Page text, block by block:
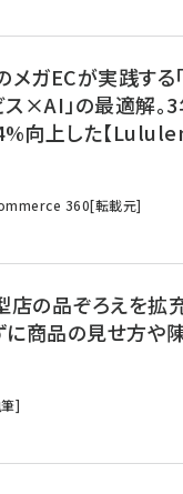
ガECが実践する
×AI」の最適解。
向上した【
360[転載元]
店の品ぞろえを拡
に商品の見せ方や
]